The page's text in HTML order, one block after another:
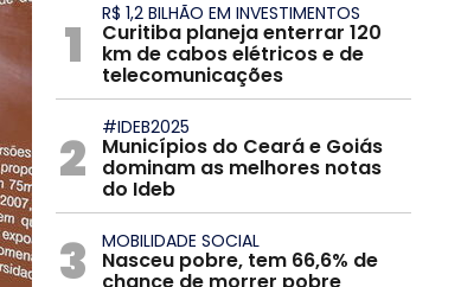
1 R$ 1,2 BILHÃO EM INVESTIMENTOS
Curitiba planeja enterrar 120
km de cabos elétricos e de
telecomunicações
2 #IDEB2025
Municípios do Ceará e Goiás
dominam as melhores notas
do Ideb
3 MOBILIDADE SOCIAL
Nasceu pobre, tem 66,6% de